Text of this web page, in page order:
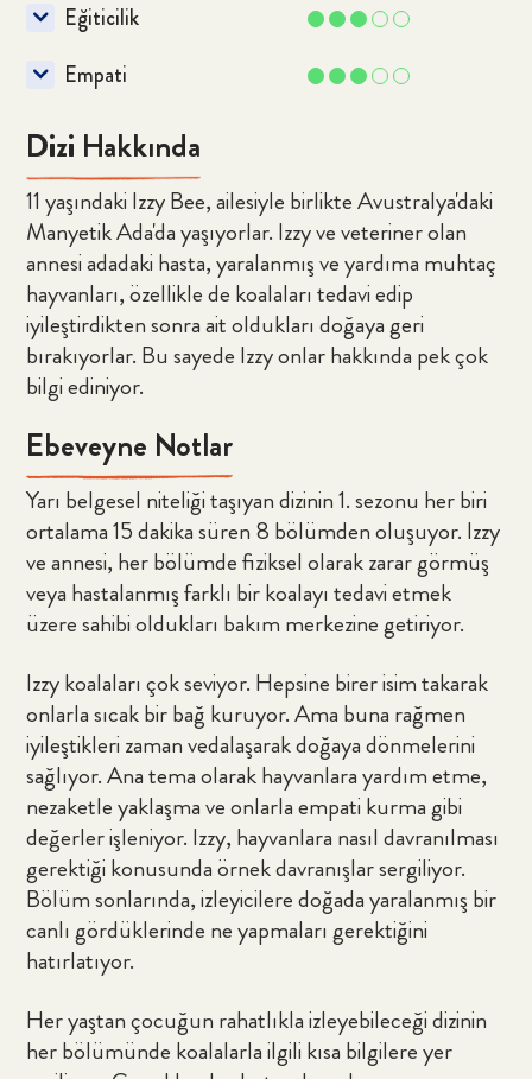
Eğiticilik
Empati
Dizi Hakkında
11 yaşındaki Izzy Bee, ailesiyle birlikte Avustralya'daki
Manyetik Ada'da yaşıyorlar. Izzy ve veteriner olan
annesi adadaki hasta, yaralanmış ve yardıma muhtaç
hayvanları, özellikle de koalaları tedavi edip
iyileştirdikten sonra ait oldukları doğaya geri
bırakıyorlar. Bu sayede Izzy onlar hakkında pek çok
bilgi ediniyor.
Ebeveyne Notlar
Yarı belgesel niteliği taşıyan dizinin 1. sezonu her biri
ortalama 15 dakika süren 8 bölümden oluşuyor. Izzy
ve annesi, her bölümde fiziksel olarak zarar görmüş
veya hastalanmış farklı bir koalayı tedavi etmek
üzere sahibi oldukları bakım merkezine getiriyor.
Izzy koalaları çok seviyor. Hepsine birer isim takarak
onlarla sıcak bir bağ kuruyor. Ama buna rağmen
iyileştikleri zaman vedalaşarak doğaya dönmelerini
sağlıyor. Ana tema olarak hayvanlara yardım etme,
nezaketle yaklaşma ve onlarla empati kurma gibi
değerler işleniyor. Izzy, hayvanlara nasıl davranılması
gerektiği konusunda örnek davranışlar sergiliyor.
Bölüm sonlarında, izleyicilere doğada yaralanmış bir
canlı gördüklerinde ne yapmaları gerektiğini
hatırlatıyor.
Her yaştan çocuğun rahatlıkla izleyebileceği dizinin
her bölümünde koalalarla ilgili kısa bilgilere yer